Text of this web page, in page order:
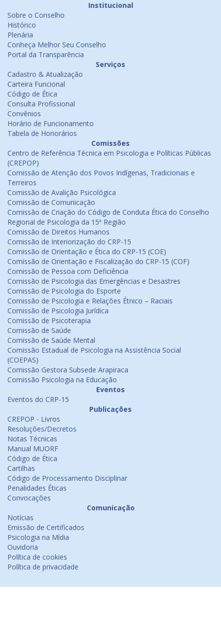
Institucional
Sobre o Conselho
Histórico
Plenária
Conheça Melhor Seu Conselho
Portal da Transparência
Serviços
Cadastro & Atualização
Carteira Funcional
Código de Ética
Consulta Profissional
Convênios
Horário de Funcionamento
Tabela de Honorários
Comissões
Centro de Referência Técnica em Psicologia e Políticas Públicas
(CREPOP)
Comissão de Atenção dos Povos Indígenas, Tradicionais e
Terreiros
Comissão de Avalição Psicológica
Comissão de Comunicação
Comissão de Criação do Código de Conduta Ética do Conselho
Regional de Psicologia da 15ª Região
Comissão de Direitos Humanos
Comissão de Interiorização do CRP-15
Comissão de Orientação e Ética do CRP-15 (COE)
Comissão de Orientação e Fiscalização do CRP-15 (COF)
Comissão de Pessoa com Deficiência
Comissão de Psicologia das Emergências e Desastres
Comissão de Psicologia do Esporte
Comissão de Psicologia e Relações Étnico – Raciais
Comissão de Psicologia Jurídica
Comissão de Psicoterapia
Comissão de Saúde
Comissão de Saúde Mental
Comissão Estadual de Psicologia na Assistência Social
(COEPAS)
Comissão Gestora Subsede Arapiraca
Comissão Psicologia na Educação
Eventos
Eventos do CRP-15
Publicações
CREPOP - Livros
Resoluções/Decretos
Notas Técnicas
Manual MUORF
Código de Ética
Cartilhas
Código de Processamento Disciplinar
Penalidades Éticas
Convocações
Comunicação
Notícias
Emissão de Certificados
Psicologia na Mídia
Ouvidoria
Política de cookies
Política de privacidade